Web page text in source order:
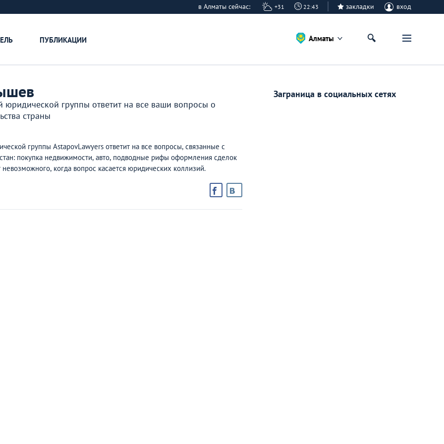
в Алматы сейчас: +31 22:43 закладки вход
ПУБЛИКАЦИИ Алматы
группы ответит на все ваши вопросы о
страны
группы AstapovLawyers ответит на все вопросы, связанные с
покупка недвижимости, авто, подводные рифы оформления сделок
когда вопрос касается юридических коллизий.
Заграница в социальных сетях